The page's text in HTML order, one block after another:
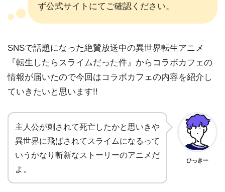
ず公式サイトにてご確認ください。
SNSで話題になった絶賛放送中の異世界転生アニメ
『転生したらスライムだった件』からコラボカフェの
情報が届いたので今回はコラボカフェの内容を紹介し
ていきたいと思います!!
主人公が刺されて死亡したかと思いきや
異世界に飛ばされてスライムになるって
いうかなり斬新なストーリーのアニメだ
よ。
ひっきー